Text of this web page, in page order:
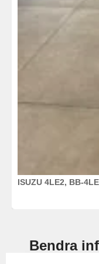
ISUZU 4LE2, BB-
Bendra